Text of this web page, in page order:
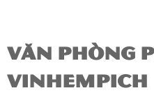
VĂN PHÒNG
VINHEMPICH